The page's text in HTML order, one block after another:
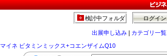
ログイン
検討中フォルダ
出展申し込み カテゴリ一覧
マイネ ビタミンミックス+コエンザイムQ10